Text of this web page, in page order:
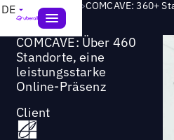
DE Success Story >
COMCAVE: Über 460
Standorte, eine
leistungsstarke
Online-Präsenz
Client